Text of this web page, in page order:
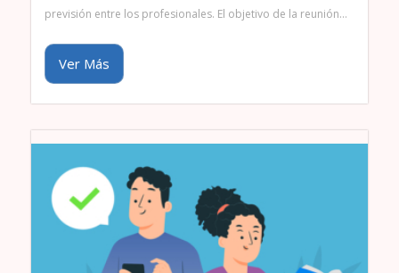
previsión entre los profesionales. El objetivo de la reunión…
Ver Más